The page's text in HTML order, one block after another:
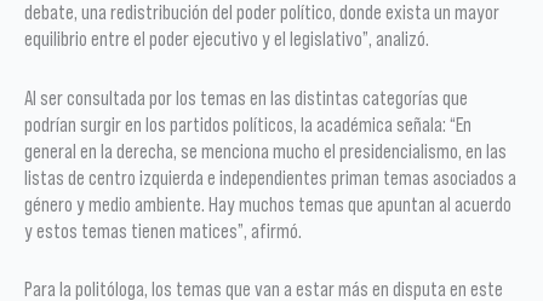
debate, una redistribución del poder político, donde exista un mayor
equilibrio entre el poder ejecutivo y el legislativo”, analizó.
Al ser consultada por los temas en las distintas categorías que
podrían surgir en los partidos políticos, la académica señala: “En
general en la derecha, se menciona mucho el presidencialismo, en las
listas de centro izquierda e independientes priman temas asociados a
género y medio ambiente. Hay muchos temas que apuntan al acuerdo
y estos temas tienen matices”, afirmó.
Para la politóloga, los temas que van a estar más en disputa en este